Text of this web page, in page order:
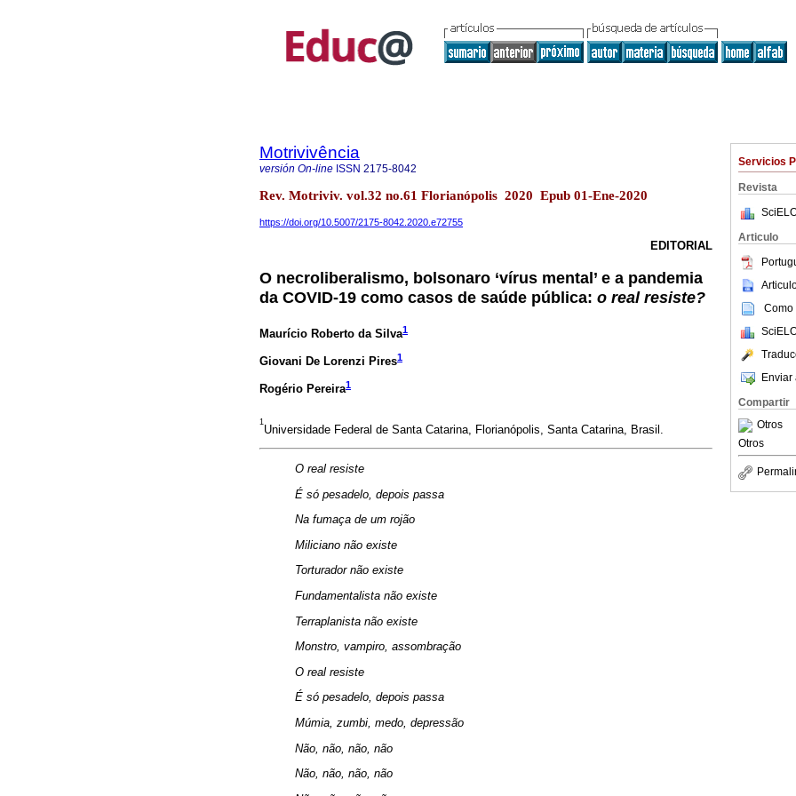
Servicios
Revista
Articulo
Como
Enviar
Compartir
Otros
Otros
Motrivivência
versión On-line ISSN 2175-8042
Rev. Motriviv. vol.32 no.61 Florianópolis 2020 Epub 01-Ene-2020
https://doi.org/10.5007/2175-8042.2020.e72755
EDITORIAL
O necroliberalismo, bolsonaro ‘vírus mental’ e a pandemia
da COVID-19 como casos de saúde pública: o real resiste?
Maurício Roberto da Silva1
Giovani De Lorenzi Pires1
Rogério Pereira1
1
Universidade Federal de Santa Catarina, Florianópolis, Santa Catarina, Brasil.
O real resiste
É só pesadelo, depois passa
Na fumaça de um rojão
Miliciano não existe
Torturador não existe
Fundamentalista não existe
Terraplanista não existe
Monstro, vampiro, assombração
O real resiste
É só pesadelo, depois passa
Múmia, zumbi, medo, depressão
Não, não, não, não
Não, não, não, não